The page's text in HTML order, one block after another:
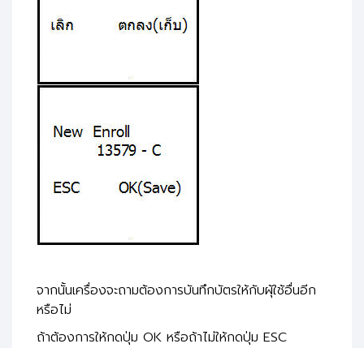
จากนั้นเครื่องจะถามต้องการบันทึกบัตรให้กับผุ้ใช้อื่นอีก
หรือไม่
ถ้าต้องการให้กดปุ่ม OK หรือถ้าไม่ให้กดปุ่ม ESC